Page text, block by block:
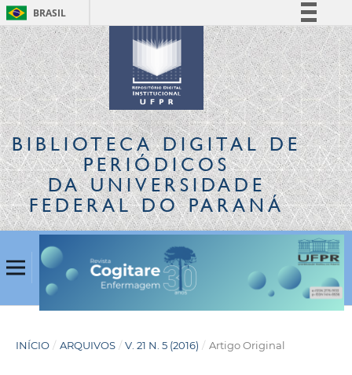
BRASIL
Simplifique!
Comunica BR
Participe
Acesso à informação
Legislação
Canais
BIBLIOTECA DIGITALDE
PERIÓDICOS
DA UNIVERSIDADE
FEDERAL DO PARANÁ
INÍCIO / ARQUIVOS / V. 21 N. 5 (2016) / Artigo Original